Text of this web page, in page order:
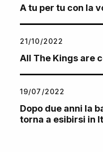
A tu per tu con la
21/10/2022
All The Kings are
19/07/2022
Dopo due anni la
torna a esibirsi in